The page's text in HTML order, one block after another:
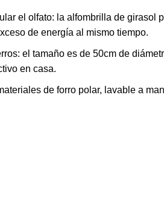
el olfato: la alfombrilla de
de energía al mismo tiempo.
el tamaño es de 50cm de
en casa.
de forro polar, lavable a